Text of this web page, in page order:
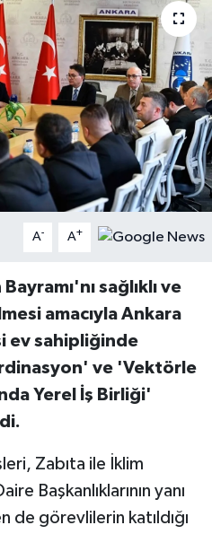
A- A+
sağlıklı ve
amacıyla Ankara
ev sahipliğinde
ve 'Vektörle
Yerel İş Birliği'
Zabıta ile İklim
Başkanlıklarının yanı
de görevlilerin katıldığı